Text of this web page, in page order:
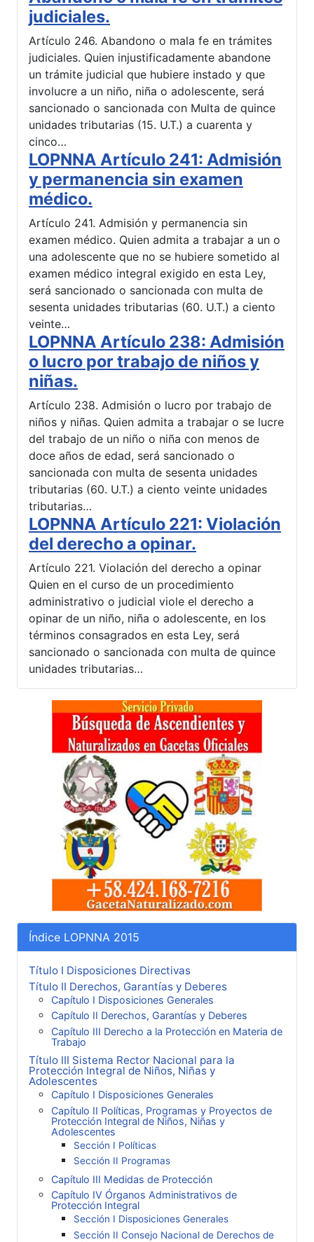
judiciales.
Artículo 246. Abandono o mala fe en trámites
judiciales. Quien injustificadamente abandone
un trámite judicial que hubiere instado y que
involucre a un niño, niña o adolescente, será
sancionado o sancionada con Multa de quince
unidades tributarias (15. U.T.) a cuarenta y
cinco…
LOPNNA Artículo 241: Admisión
y permanencia sin examen
médico.
Artículo 241. Admisión y permanencia sin
examen médico. Quien admita a trabajar a un o
una adolescente que no se hubiere sometido al
examen médico integral exigido en esta Ley,
será sancionado o sancionada con multa de
sesenta unidades tributarias (60. U.T.) a ciento
veinte…
LOPNNA Artículo 238: Admisión
o lucro por trabajo de niños y
niñas.
Artículo 238. Admisión o lucro por trabajo de
niños y niñas. Quien admita a trabajar o se lucre
del trabajo de un niño o niña con menos de
doce años de edad, será sancionado o
sancionada con multa de sesenta unidades
tributarias (60. U.T.) a ciento veinte unidades
tributarias…
LOPNNA Artículo 221: Violación
del derecho a opinar.
Artículo 221. Violación del derecho a opinar
Quien en el curso de un procedimiento
administrativo o judicial viole el derecho a
opinar de un niño, niña o adolescente, en los
términos consagrados en esta Ley, será
sancionado o sancionada con multa de quince
unidades tributarias…
Índice LOPNNA 2015
Título I Disposiciones Directivas
Título II Derechos, Garantías y Deberes
Capítulo I Disposiciones Generales
Capítulo II Derechos, Garantías y Deberes
Capítulo III Derecho a la Protección en Materia de
Trabajo
Título III Sistema Rector Nacional para la
Protección Integral de Niños, Niñas y
Adolescentes
Capítulo I Disposiciones Generales
Capítulo II Políticas, Programas y Proyectos de
Protección Integral de Niños, Niñas y
Adolescentes
Sección I Políticas
Sección II Programas
Capítulo III Medidas de Protección
Capítulo IV Órganos Administrativos de
Protección Integral
Sección I Disposiciones Generales
Sección II Consejo Nacional de Derechos de